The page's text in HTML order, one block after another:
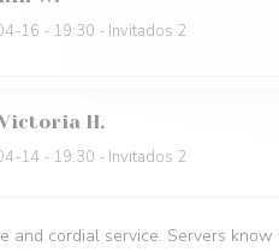
16 - 19:30 - Invitados 2
H
14 - 19:30 - Invitados 2
and cordial service. Servers